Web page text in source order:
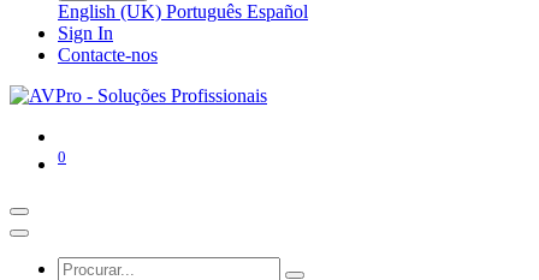
English (UK) Português Español
Sign In
Contacte-nos
0